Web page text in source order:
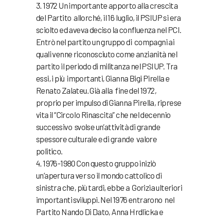
3. 1972 Un importante apporto alla crescita
del Partito allorché, il 16 Iuglio, il PSIUP si era
sciolto ed aveva deciso la confluenza nel PCI.
Entrò nel partito un gruppo di compagni ai
quali venne riconosciuto come anzianità nel
partito il periodo di militanza nel PSIUP. Tra
essi, i più importanti, Gianna Bigi Pirella e
Renato Zalateu. Già alla fine del 1972,
proprio per impulso di Gianna Pirella, riprese
vita il “CircoIo Rinascita” che nel decennio
successivo svolse un’attività di grande
spessore culturale e di grande valore
politico.
4. 1976-1980 Con questo gruppo iniziò
un’apertura ver so il mondo cattolico di
sinistra che, più tardi, ebbe a Gorizia ulteriori
importanti sviluppi. Nel 1976 entrarono nel
Partito Nando Di Dato, Anna Hrdlicka e